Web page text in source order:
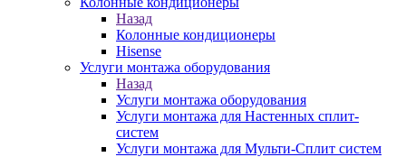
Назад
Колонные кондиционеры
Hisense
Услуги монтажа оборудования
Назад
Услуги монтажа оборудования
Услуги монтажа для Настенных сплит-
систем
Услуги монтажа для Мульти-Сплит систем